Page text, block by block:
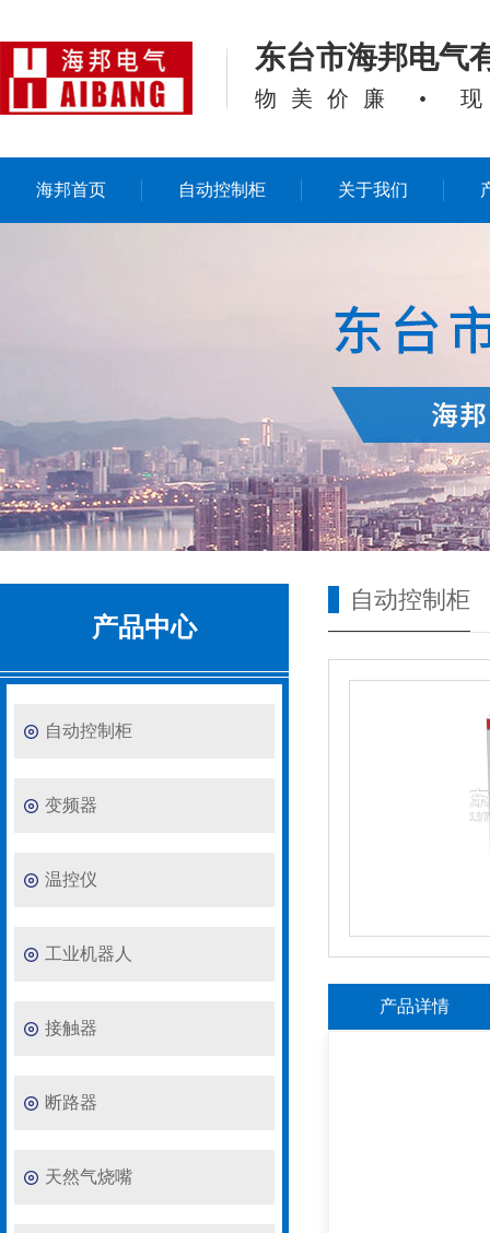
东台市海邦电气
物美价廉 •
海邦首页 自动控制柜 关于我们
产品中心
自动控制柜
变频器
温控仪
工业机器人
接触器
断路器
天然气烧嘴
自动控制柜
产品详情